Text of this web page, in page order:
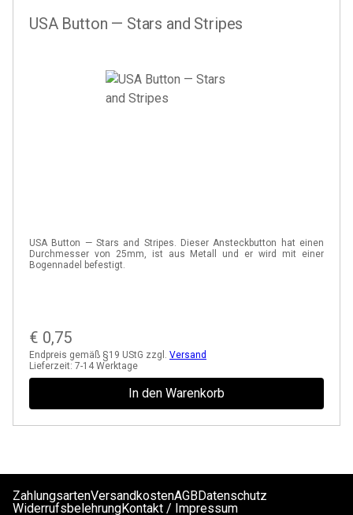
USA Button — Stars and Stripes
USA Button — Stars and Stripes. Dieser Ansteckbutton hat einen
Durchmesser von 25mm, ist aus Metall und er wird mit einer
Bogennadel befestigt.
€ 0,75
Endpreis gemäß §19 UStG zzgl. Versand
Lieferzeit: 7-14 Werktage
In den Warenkorb
ZahlungsartenVersandkostenAGBDatenschutz
WiderrufsbelehrungKontakt / Impressum